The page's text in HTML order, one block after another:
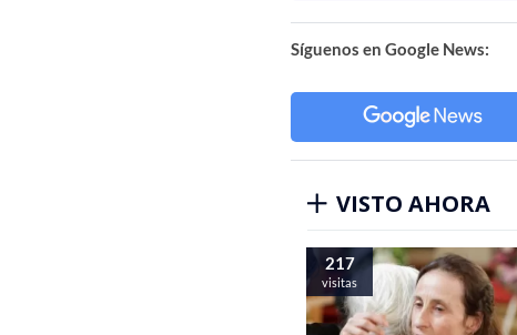
Síguenos en Google News:
VISTO AHORA
217
visitas